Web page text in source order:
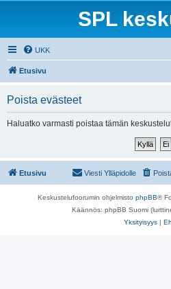
SPL
UKK
Etusivu
Poista evästeet
Haluatko varmasti poistaa tämän
Etusivu Viesti Ylläpidolle
Keskustelufoorumin ohjelmisto phpBB®
Käännös: phpBB Suomi
Yksityisyys |